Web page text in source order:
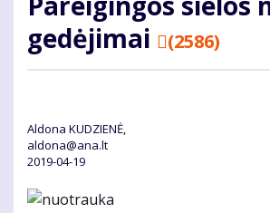
ge­dė­ji­mai
(2586)
Aldona KUDZIENĖ,
aldona@ana.lt
2019-04-19